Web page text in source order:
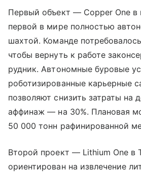
Первый объект — Copper One
первой в мире полностью
шахтой. Команде
чтобы вернуть к работе
рудник. Автономные буровые
роботизированные карьерные
позволяют снизить затраты на
аффинаж — на 30%. Плановая
50 000 тонн рафинированной
Второй проект — Lithium One в
ориентирован на извлечение